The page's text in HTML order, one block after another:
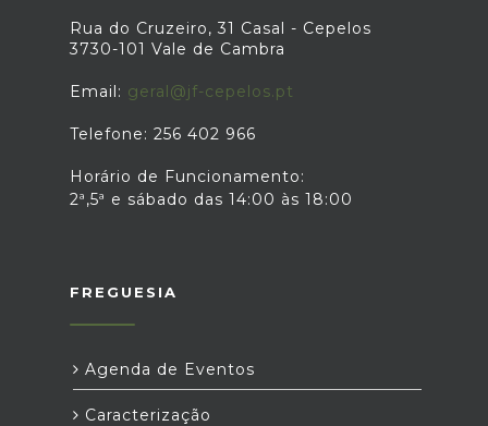
Rua do Cruzeiro, 31 Casal - Cepelos
3730-101 Vale de Cambra
Email: geral@jf-cepelos.pt
Telefone: 256 402 966
Horário de Funcionamento:
2ª,5ª e sábado das 14:00 às 18:00
FREGUESIA
Agenda de Eventos
Caracterização